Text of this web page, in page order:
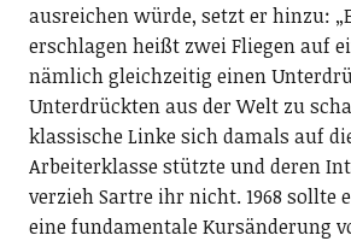
ausreichen würde, setzt er hinzu:
erschlagen heißt zwei Fliegen auf
nämlich gleichzeitig einen
Unterdrückten aus der Welt zu
klassische Linke sich damals auf
Arbeiterklasse stützte und deren
verzieh Sartre ihr nicht. 1968 sollte
eine fundamentale Kursänderung